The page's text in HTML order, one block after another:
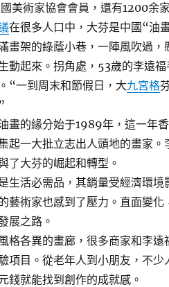
美術家協會會員，還有1200余
在很多人口中，大芬是中國“油
架的綠蔭小巷，一陣風吹過，
動起來。拐角處，53歲的李遠
“一到周末和節假日，大九宮格
的緣分始于1989年，這一年香
起一大批立志出人頭地的畫家
了大芬的崛起和轉型。
活必需品，其銷量受經濟環境
藝術家也感到了壓力。直面變化
展之路。
各異的畫廊，很多商家和李遠
項目。從老年人到小朋友，不
錢就能找到創作的成就感。